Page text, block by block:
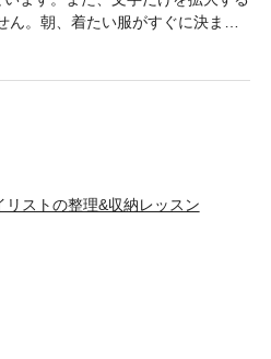
ん。朝、着たい服がすぐに決ま
間に――スタイリスト&整理収納ア
ストの整理&収納レッスン